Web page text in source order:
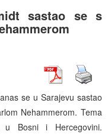
sastao se s
se u Sarajevu sastao
Nehammerom. Tema
u Bosni i Hercegovini.